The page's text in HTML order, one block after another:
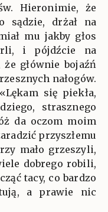
Hieronimie, że
sądzie, drżał na
mu jakby głos
i pójdźcie na
głównie bojaźń
nałogów.
się piekła,
strasznego
da oczom moim
przyszłemu
mało grzeszyli,
dobrego robili,
tacy, co bardzo
a prawie nic